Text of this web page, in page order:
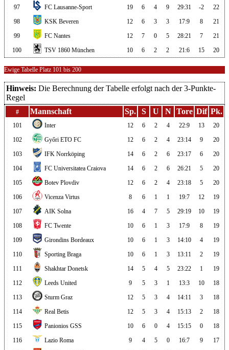
97
FC Lausanne-Sport 19 6 4 9 29:31 -2
22
98
KSK Beveren 12 6 3 3 17:9 8
21
99
FC Nantes 12 7 0 5 28:21 7
21
100
TSV 1860 München 10 6 2 2 21:6 15 20
Ewige Tabelle Platz 101 bis 200
Hinweis: Die Berechnung der Tabelle erfolgt nach der 3-Punkte-
Regel
# Mannschaft Sp. S U N Tore Dif Pk.
101 Inter 12 6 2 4 22:9 13
20
102
Győri ETO FC 12 6 2 4 23:14 9
20
103
IFK Norrköping 14 6 2 6 23:17 6
20
104
FC Universitatea Craiova 14 6 2 6 26:21 5
20
105
Botev Plovdiv 12 6 2 4 23:18 5
20
106
Vicenza Virtus 8 6 1 1 19:7 12
19
107
AIK Solna 16 4 7 5 29:19 10
19
108
FC Twente 10 6 1 3 17:9 8
19
109
Girondins Bordeaux 10 6 1 3 14:10 4
19
110
Sporting Braga 10 6 1 3 13:11 2
19
111
Shakhtar Donetsk 14 5 4 5 23:22 1
19
112
Leeds United 9 5 3 1 13:3 10
18
113
Sturm Graz 12 5 3 4 14:11 3
18
114
Real Betis 12 5 3 4 15:13 2
18
115
Panionios GSS 10 6 0 4 15:15 0
18
116
Lazio Roma 9 4 5 0 16:7 9
17